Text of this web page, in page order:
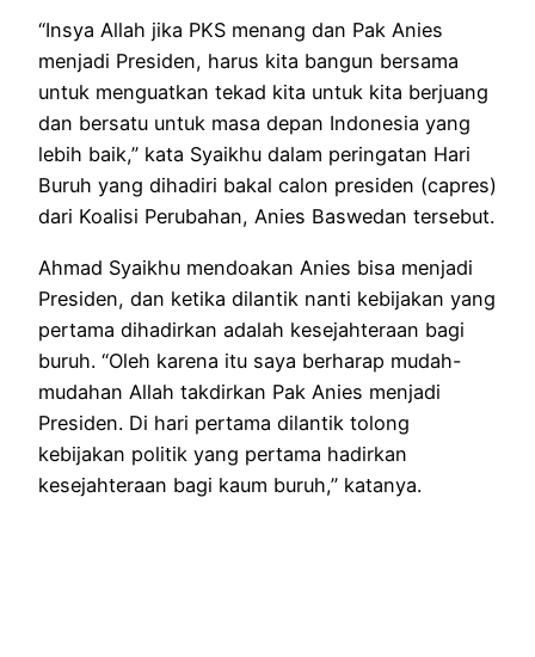
“Insya Allah jika PKS menang dan Pak Anies
menjadi Presiden, harus kita bangun bersama
untuk menguatkan tekad kita untuk kita berjuang
dan bersatu untuk masa depan Indonesia yang
lebih baik,” kata Syaikhu dalam peringatan Hari
Buruh yang dihadiri bakal calon presiden (capres)
dari Koalisi Perubahan, Anies Baswedan tersebut.
Ahmad Syaikhu mendoakan Anies bisa menjadi
Presiden, dan ketika dilantik nanti kebijakan yang
pertama dihadirkan adalah kesejahteraan bagi
buruh. “Oleh karena itu saya berharap mudah-
mudahan Allah takdirkan Pak Anies menjadi
Presiden. Di hari pertama dilantik tolong
kebijakan politik yang pertama hadirkan
kesejahteraan bagi kaum buruh,” katanya.